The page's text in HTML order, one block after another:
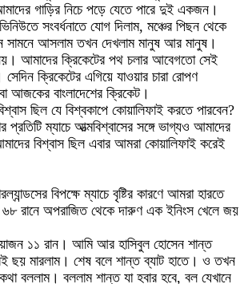
গাড়ির নিচে পড়ে যেতে পারে দুই একজন।
সংবর্ধনাতে যোগ দিলাম, মঞ্চের পিছন থেকে
সামনে আসলাম তখন দেখলাম মানুষ আর মানুষ।
আমাদের ক্রিকেটের পথ চলার আবেগতো সেই
ক্রিকেটের এগিয়ে যাওয়ার চারা রোপণ
বাংলাদেশের ক্রিকেট।
ছিল যে বিশ্বকাপে কোয়ালিফাই করতে পারবেন?
ম্যাচে আত্মবিশ্বাসের সঙ্গে ভাগ্যও আমাদের
বিশ্বাস ছিল এবার আমরা কোয়ালিফাই করেই
বিপক্ষে ম্যাচে বৃষ্টির কারণে আমরা হারতে
রানে অপরাজিত থেকে দারুণ এক ইনিংস খেলে জয়
১১ রান। আমি আর হাসিবুল হোসেন শান্ত
ছয় মারলাম। শেষ বলে শান্ত ব্যাট হাতে। ও তখন
বললাম। বললাম শান্ত যা হবার হবে, বল যেখানে